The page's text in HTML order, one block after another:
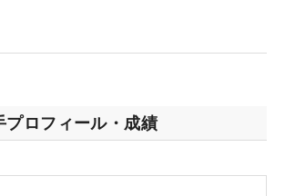
プロフィール・成績